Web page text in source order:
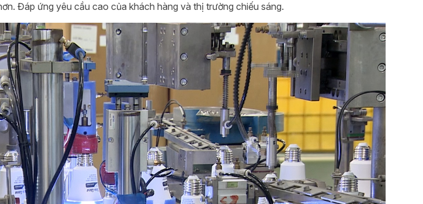
Đáp ứng yêu cầu cao của khách hàng và thị trường chiếu sáng.